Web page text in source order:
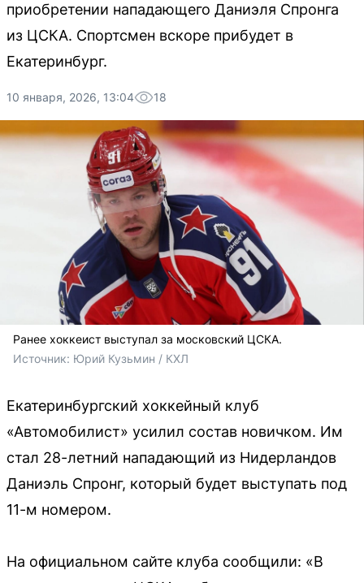
приобретении нападающего Даниэля Спронга
из ЦСКА. Спортсмен вскоре прибудет в
Екатеринбург.
10 января, 2026, 13:04 18
Ранее хоккеист выступал за московский ЦСКА.
Источник: Юрий Кузьмин / КХЛ
Екатеринбургский хоккейный клуб
«Автомобилист» усилил состав новичком. Им
стал 28-летний нападающий из Нидерландов
Даниэль Спронг, который будет выступать под
11-м номером.
На официальном сайте клуба сообщили: «В